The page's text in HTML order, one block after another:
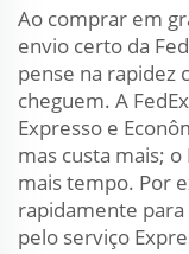
Ao comprar em
envio certo da
pense na rapidez
cheguem. A
Expresso e
mas custa mais;
mais tempo. Por
rapidamente
pelo serviço